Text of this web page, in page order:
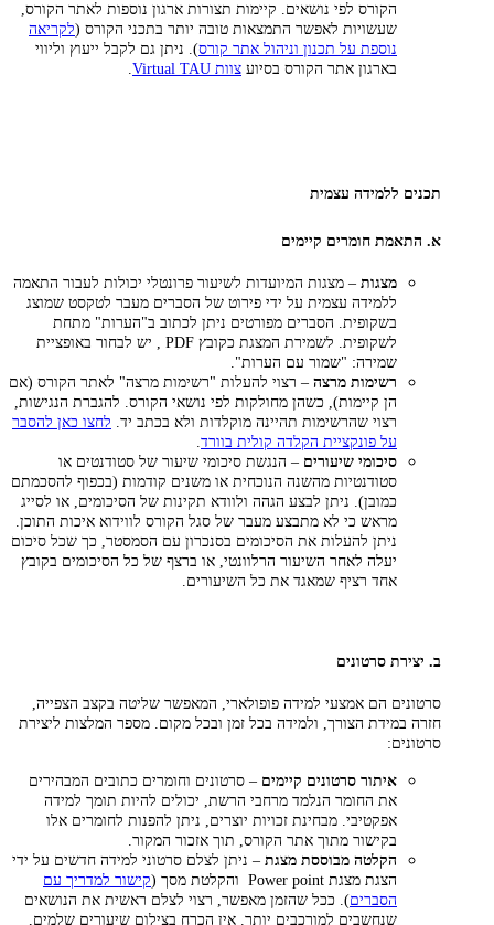
הקורס לפי נושאים. קיימות תצורות ארגון נוספות לאתר הקורס,
שעשויות לאפשר התמצאות טובה יותר בתכני הקורס (לקריאה
נוספת על תכנון וניהול אתר קורס). ניתן גם לקבל ייעוץ וליווי
בארגון אתר הקורס בסיוע צוות Virtual TAU .
תכנים ללמידה עצמית
א. התאמת חומרים קיימים
מצגות – מצגות המיועדות לשיעור פרונטלי יכולות לעבור התאמה
ללמידה עצמית על ידי פירוט של הסברים מעבר לטקסט שמוצג
בשקופית. הסברים מפורטים ניתן לכתוב ב"הערות" מתחת
לשקופית. לשמירת המצגת כקובץ PDF , יש לבחור באופציית
שמירה: "שמור עם הערות".
רשימות מרצה – רצוי להעלות "רשימות מרצה" לאתר הקורס (אם
הן קיימות), כשהן מחולקות לפי נושאי הקורס. להגברת הנגישות,
רצוי שהרשימות תהיינה מוקלדות ולא בכתב יד. לחצו כאן להסבר
על פונקציית הקלדה קולית בוורד
סיכומי שיעורים – הנגשת סיכומי שיעור של סטודנטים או
סטודנטיות מהשנה הנוכחית או משנים קודמות (בכפוף להסכמתם
כמובן). ניתן לבצע הגהה ולוודא תקינות של הסיכומים, או לסייג
מראש כי לא מתבצע מעבר של סגל הקורס לווידוא איכות התוכן.
ניתן להעלות את הסיכומים בסנכרון עם הסמסטר, כך שכל סיכום
יעלה לאחר השיעור הרלוונטי, או ברצף של כל הסיכומים בקובץ
אחד רציף שמאגד את כל השיעורים.
ב. יצירת סרטונים
סרטונים הם אמצעי למידה פופולארי, המאפשר שליטה בקצב הצפייה,
חזרה במידת הצורך, ולמידה בכל זמן ובכל מקום. מספר המלצות ליצירת
סרטונים:
איתור סרטונים קיימים – סרטונים וחומרים כתובים המבהירים
את החומר הנלמד מרחבי הרשת, יכולים להיות תומך למידה
אפקטיבי. מבחינת זכויות יוצרים, ניתן להפנות לחומרים אלו
בקישור מתוך אתר הקורס, תוך אזכור המקור.
הקלטה מבוססת מצגת – ניתן לצלם סרטוני למידה חדשים על ידי
הצגת מצגת Power point והקלטת מסך (
קישור למדריך עם
הסברים). ככל שהזמן מאפשר, רצוי לצלם ראשית את הנושאים
שנחשבים למורכבים יותר. אין הכרח בצילום שיעורים שלמים,